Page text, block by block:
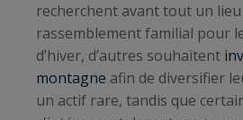
recherchent avant tout un lieu
rassemblement familial pour
d’hiver, d’autres souhaitent
montagne afin de diversifier
un actif rare, tandis que